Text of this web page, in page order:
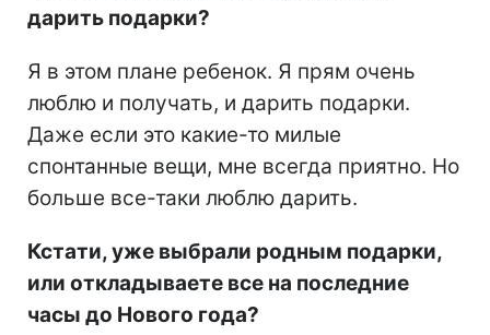
дарить подарки?
Я в этом плане ребенок. Я прям очень
люблю и получать, и дарить подарки.
Даже если это какие-то милые
спонтанные вещи, мне всегда приятно. Но
больше все-таки люблю дарить.
Кстати, уже выбрали родным подарки,
или откладываете все на последние
часы до Нового года?